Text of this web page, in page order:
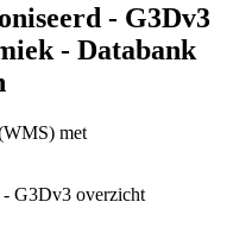
- G3Dv3
- Databank
met
- G3Dv3 overzicht